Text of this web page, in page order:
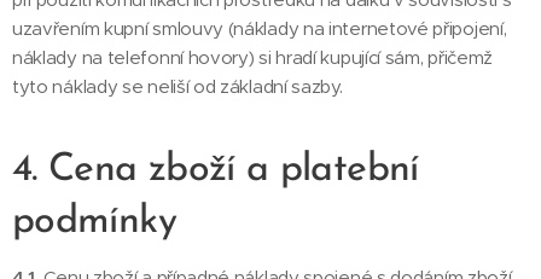
uzavřením kupní smlouvy (náklady na internetové připojení,
náklady na telefonní hovory) si hradí kupující sám, přičemž
tyto náklady se neliší od základní sazby.
4. Cena zboží a platební
podmínky